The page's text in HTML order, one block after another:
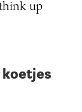
up